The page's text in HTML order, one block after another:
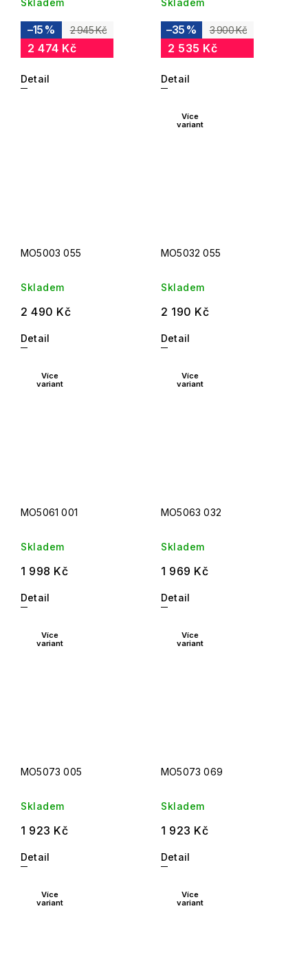
Skladem
2 945 Kč
–15 %
2 474 Kč
Detail
Skladem
3 900 Kč
–35 %
2 535 Kč
Detail
MO5003 055
Skladem
2 490 Kč
Detail
Více
variant
MO5032 055
Skladem
2 190 Kč
Detail
Více
variant
MO5061 001
Skladem
1 998 Kč
Detail
Více
variant
MO5063 032
Skladem
1 969 Kč
Detail
Více
variant
MO5073 005
Skladem
1 923 Kč
Detail
Více
variant
MO5073 069
Skladem
1 923 Kč
Detail
Více
variant
Více
variant